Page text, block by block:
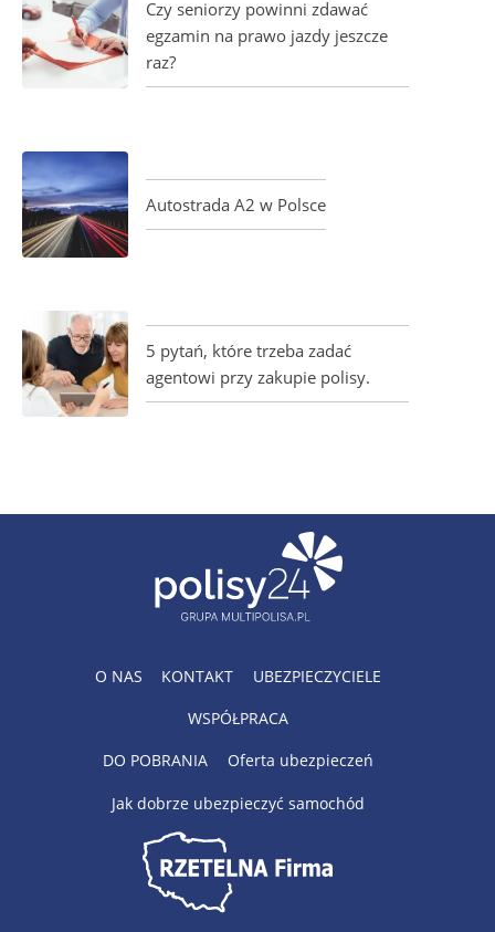
Czy seniorzy powinni zdawać
egzamin na prawo jazdy jeszcze
raz?
Autostrada A2 w Polsce
5 pytań, które trzeba zadać
agentowi przy zakupie polisy.
O NAS KONTAKT UBEZPIECZYCIELE
WSPÓŁPRACA
DO POBRANIA Oferta ubezpieczeń
Jak dobrze ubezpieczyć samochód